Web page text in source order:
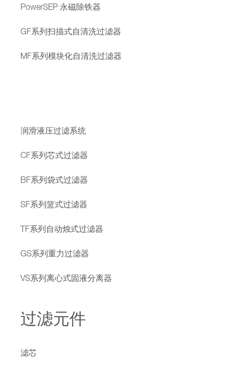
PowerSEP 永磁除铁器
GF系列扫描式自清洗过滤器
MF系列模块化自清洗过滤器
润滑液压过滤系统
CF系列芯式过滤器
BF系列袋式过滤器
SF系列篮式过滤器
TF系列自动烛式过滤器
GS系列重力过滤器
VS系列离心式固液分离器
过滤元件
滤芯